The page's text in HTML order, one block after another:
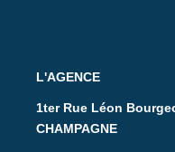
L'AGENCE
1ter Rue Léon
CHAMPAGNE